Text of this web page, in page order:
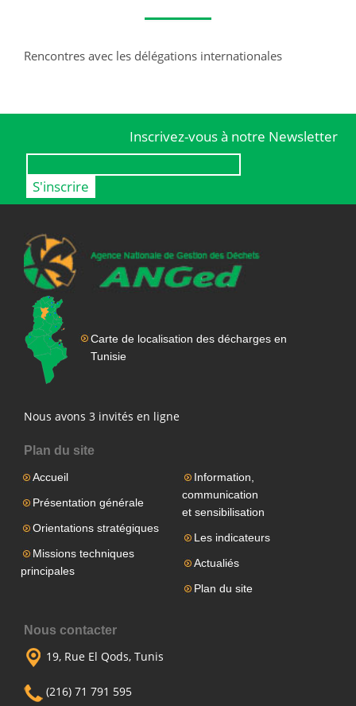
Rencontres avec les délégations internationales
Inscrivez-vous à notre Newsletter
Carte de localisation des décharges en
Tunisie
Nous avons 3 invités en ligne
Plan du site
Accueil
Présentation générale
Orientations stratégiques
Missions techniques
principales
Information,
communication
et sensibilisation
Les indicateurs
Actualiés
Plan du site
Nous contacter
19, Rue El Qods, Tunis
(216) 71 791 595